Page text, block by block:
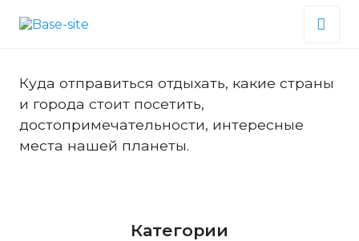
Куда отправиться отдыхать, какие страны
и города стоит посетить,
достопримечательности, интересные
места нашей планеты.
Категории